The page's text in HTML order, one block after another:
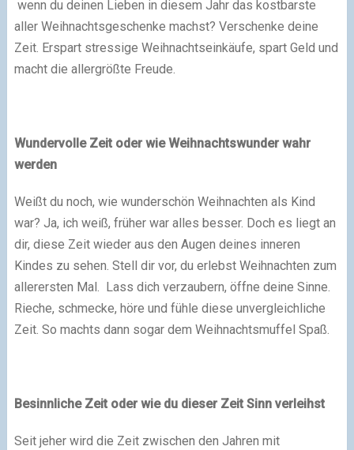
wenn du deinen Lieben in diesem Jahr das kostbarste
aller Weihnachtsgeschenke machst? Verschenke deine
Zeit. Erspart stressige Weihnachtseinkäufe, spart Geld und
macht die allergrößte Freude.
Wundervolle Zeit oder wie Weihnachtswunder wahr
werden
Weißt du noch, wie wunderschön Weihnachten als Kind
war? Ja, ich weiß, früher war alles besser. Doch es liegt an
dir, diese Zeit wieder aus den Augen deines inneren
Kindes zu sehen. Stell dir vor, du erlebst Weihnachten zum
allerersten Mal. Lass dich verzaubern, öffne deine Sinne.
Rieche, schmecke, höre und fühle diese unvergleichliche
Zeit. So machts dann sogar dem Weihnachtsmuffel Spaß.
Besinnliche Zeit oder wie du dieser Zeit Sinn verleihst
Seit jeher wird die Zeit zwischen den Jahren mit